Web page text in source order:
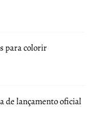
para colorir
de lançamento oficial